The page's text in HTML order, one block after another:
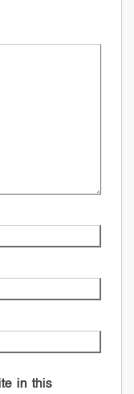
in this